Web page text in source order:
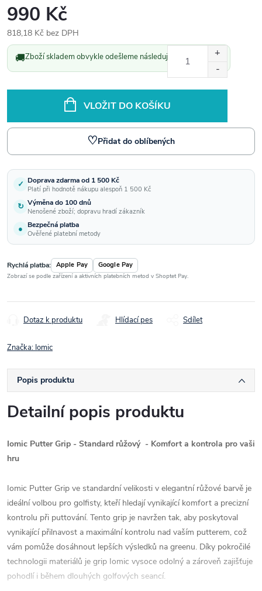
990 Kč
818,18 Kč bez DPH
Měrná
cena:
🚚Zboží skladem obvykle odešleme následující pracovní den.
VLOŽIT DO KOŠÍKU
♡Přidat do oblíbených
✓ Doprava zdarma od 1 500 Kč
Platí při hodnotě nákupu alespoň 1 500 Kč
↻ Výměna do 100 dnů
Nenošené zboží; dopravu hradí zákazník
● Bezpečná platba
Ověřené platební metody
Rychlá platba: Apple Pay Google Pay
Zobrazí se podle zařízení a aktivních platebních metod v Shoptet Pay.
Dotaz k produktu Hlídací pes Sdílet
Značka: Iomic
Popis produktu
Detailní popis produktu
Iomic Putter Grip - Standard růžový - Komfort a kontrola pro vaši
hru
Iomic Putter Grip ve standardní velikosti v elegantní růžové barvě je
ideální volbou pro golfisty, kteří hledají vynikající komfort a precizní
kontrolu při puttování. Tento grip je navržen tak, aby poskytoval
vynikající přilnavost a maximální kontrolu nad vaším putterem, což
vám pomůže dosáhnout lepších výsledků na greenu. Díky pokročilé
technologii materiálů je grip Iomic vysoce odolný a zároveň zajišťuje
pohodlí i během dlouhých golfových seancí.